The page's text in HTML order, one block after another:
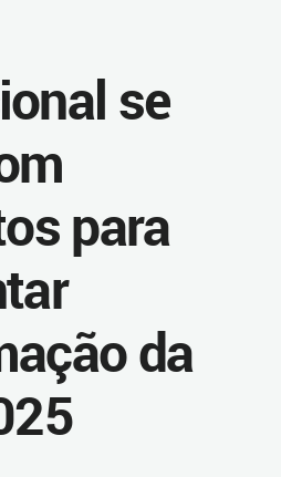
se
para
da